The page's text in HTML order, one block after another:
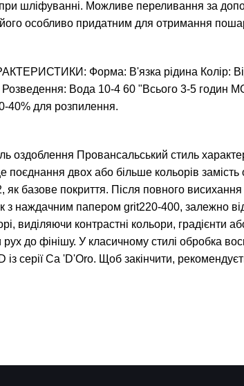
шліфуванні. Можливе переливання за
особливо придатним для отримання
Форма: В'язка рідина Колір:
Вода 10-4 60 "Всього 3-5 годин
40% для розпилення.
оздоблення Провансальський стиль
поєднання двох або більше кольорів
як базове покриття. Після повного
з наждачним папером grit220-400, залежно
виділяючи контрастні кольори, градієнти
до фінішу. У класичному стилі обробка
із серії Ca 'D'Oro. Щоб закінчити,